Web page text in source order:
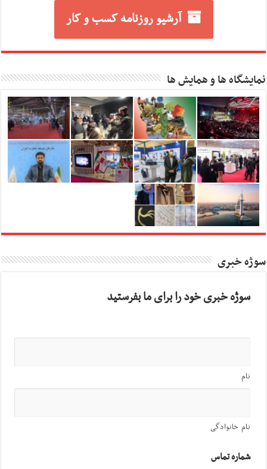
آرشیو روزنامه کسب و کار
نمایشگاه ها و همایش ها
سوژه خبری
سوژه خبری خود را برای ما بفرستید
نام
نام خانوادگی
شماره تماس